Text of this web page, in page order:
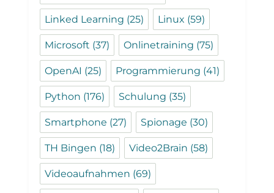
Linked Learning (25) Linux (59)
Microsoft (37) Onlinetraining (75)
OpenAI (25) Programmierung (41)
Python (176) Schulung (35)
Smartphone (27) Spionage (30)
TH Bingen (18) Video2Brain (58)
Videoaufnahmen (69)